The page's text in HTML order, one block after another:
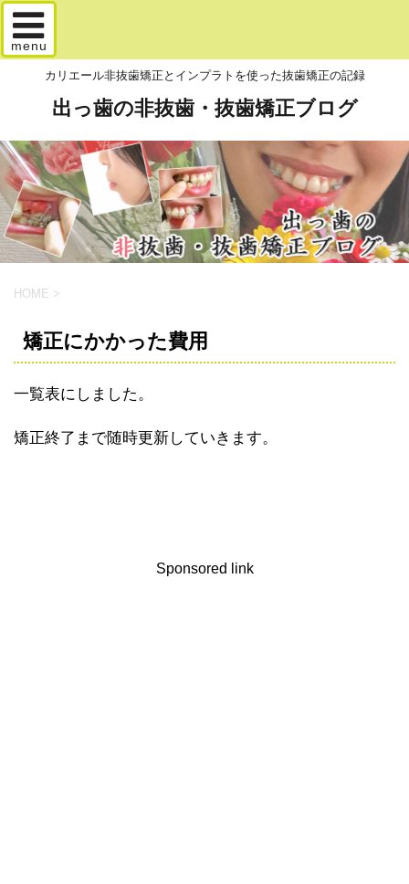
menu
カリエール非抜歯矯正とインプラトを使った抜歯矯正の記録
出っ歯の非抜歯・抜歯矯正ブログ
HOME >
矯正にかかった費用
一覧表にしました。
矯正終了まで随時更新していきます。
Sponsored link